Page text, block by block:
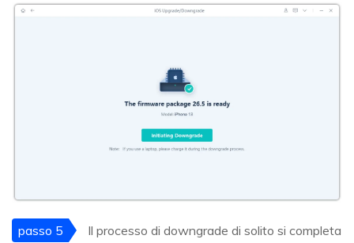
passo 5
Il processo di downgrade di solito si completa